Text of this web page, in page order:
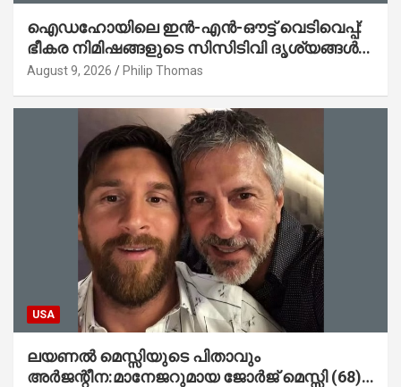
ഐഡഹോയിലെ ഇൻ-എൻ-ഔട്ട് വെടിവെപ്പ്:
ഭീകര നിമിഷങ്ങളുടെ സിസിടിവി ദൃശ്യങ്ങൾ
പുറത്ത്; ആക്രമണത്തിന് പിന്നിലെ കാരണം
August 9, 2026 Philip Thomas
USA
ലയണൽ മെസ്സിയുടെ പിതാവും
അർജന്റീന:മാനേജറുമായ ജോർജ് മെസ്സി (68)